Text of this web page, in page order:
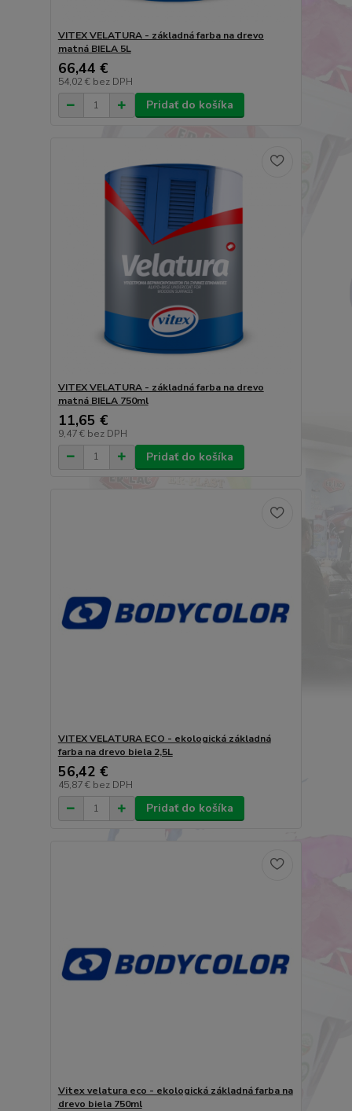
VITEX VELATURA - základná farba na drevo
matná BIELA 5L
66,44 €
54,02 € bez DPH
Pridať do košíka
VITEX VELATURA - základná farba na drevo
matná BIELA 750ml
11,65 €
9,47 € bez DPH
Pridať do košíka
VITEX VELATURA ECO - ekologická základná
farba na drevo biela 2,5L
56,42 €
45,87 € bez DPH
Pridať do košíka
Vitex velatura eco - ekologická základná farba na
drevo biela 750ml